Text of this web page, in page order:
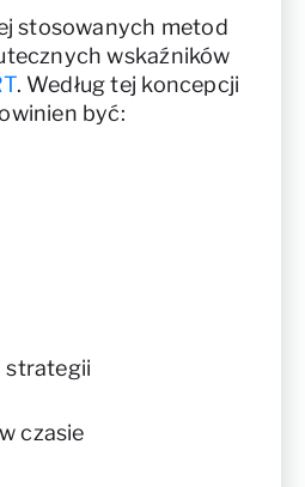
stosowanych metod
wskaźników
. Według tej koncepcji
być:
strategii
czasie